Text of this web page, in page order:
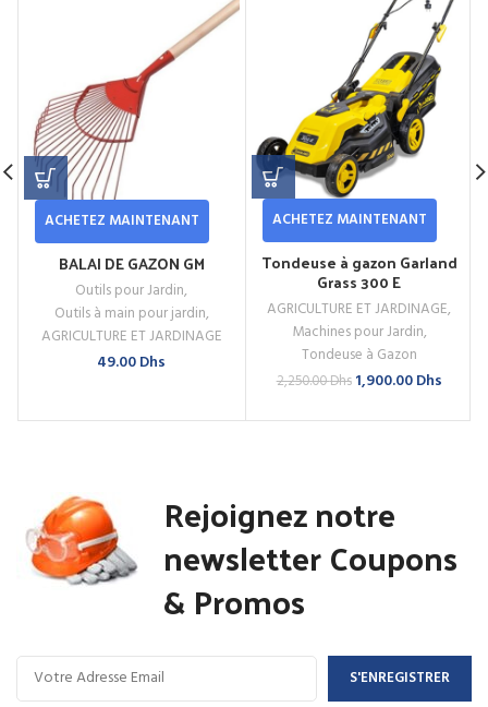
ACHETEZ MAINTENANT
BALAI DE GAZON GM
Outils pour Jardin,
Outils à main pour jardin,
AGRICULTURE ET JARDINAGE
49.00Dhs
ACHETEZ MAINTENANT
Tondeuse à gazon Garland
Grass 300 E
AGRICULTURE ET JARDINAGE,
Machines pour Jardin,
Tondeuse à Gazon
2,250.00Dhs Le
initial
1,900.00DhsLe
actuel
Rejoignez notre
newsletter Coupons
& Promos